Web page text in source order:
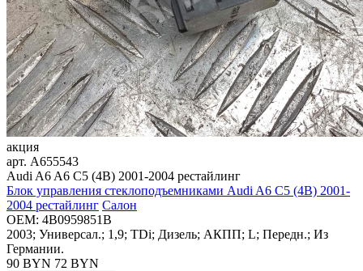
акция
арт. A655543
Audi A6 A6 C5 (4B) 2001-2004 рестайлинг
Блок управления стеклоподъемниками Audi A6 C5 (4B) 2001-
2004 рестайлинг Салон
OEM: 4B0959851B
2003; Универсал.; 1,9; TDi; Дизель; АКПП; L; Передн.; Из
Германии.
90 BYN 72 BYN